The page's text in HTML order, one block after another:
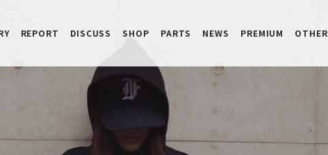
REPORT DISCUSS SHOP PARTS NEWS PREMIUM OTHER